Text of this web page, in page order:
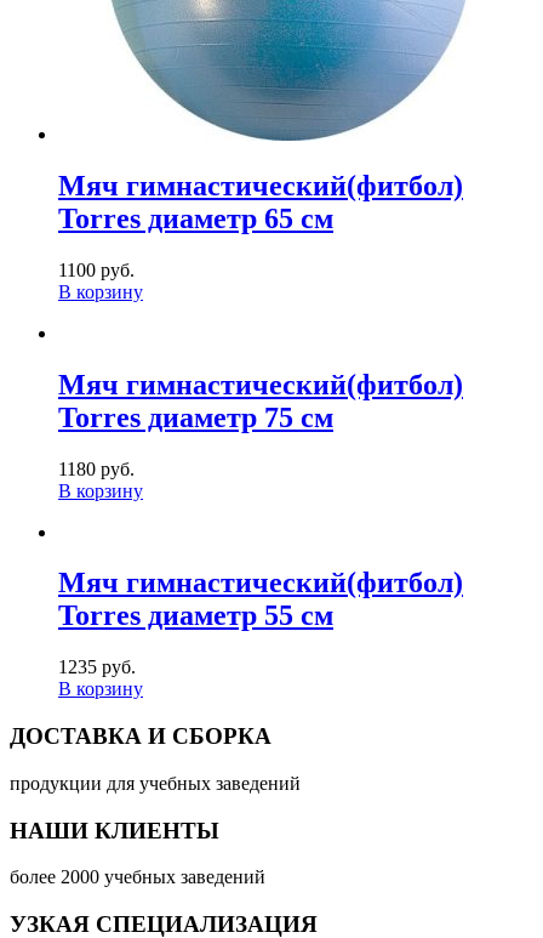
Мяч гимнастический(фитбол)
Torres диаметр 65 см
1100 руб.
В корзину
Мяч гимнастический(фитбол)
Torres диаметр 75 см
1180 руб.
В корзину
Мяч гимнастический(фитбол)
Torres диаметр 55 см
1235 руб.
В корзину
ДОСТАВКА И СБОРКА
продукции для учебных заведений
НАШИ КЛИЕНТЫ
более 2000 учебных заведений
УЗКАЯ СПЕЦИАЛИЗАЦИЯ